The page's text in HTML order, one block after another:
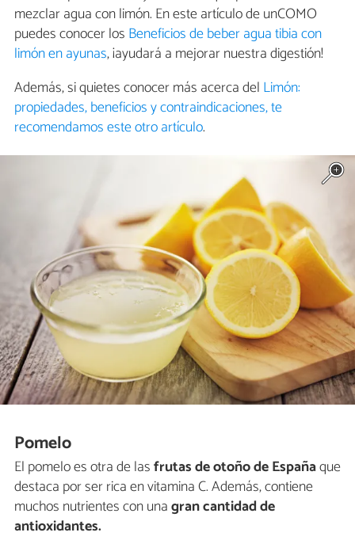
mezclar agua con limón. En este artículo de unCOMO
puedes conocer los Beneficios de beber agua tibia con
limón en ayunas, ¡ayudará a mejorar nuestra digestión!
Además, si quietes conocer más acerca del Limón:
propiedades, beneficios y contraindicaciones, te
recomendamos este otro artículo.
Pomelo
El pomelo es otra de lasfrutas de otoño de Españaque
destaca por ser rica en vitamina C. Además, contiene
muchos nutrientes con unagran cantidad de
antioxidantes.